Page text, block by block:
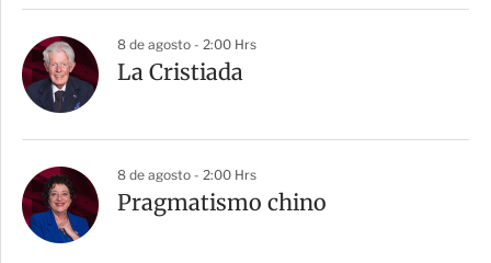
8 de agosto - 2:00 Hrs
La Cristiada
8 de agosto - 2:00 Hrs
Pragmatismo chino